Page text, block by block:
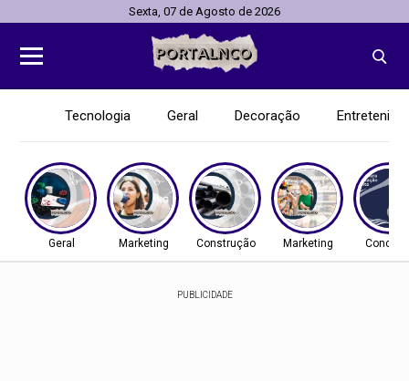
Sexta, 07 de Agosto de 2026
Tecnologia Geral Decoração
Geral Marketing Construção Marketing
PUBLICIDADE